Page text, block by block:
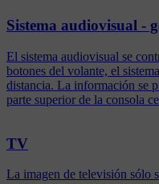
Sistema audiovisual -
El sistema audiovisual se
botones del volante, el
distancia. La información se
parte superior de la consola
TV
La imagen de televisión sólo